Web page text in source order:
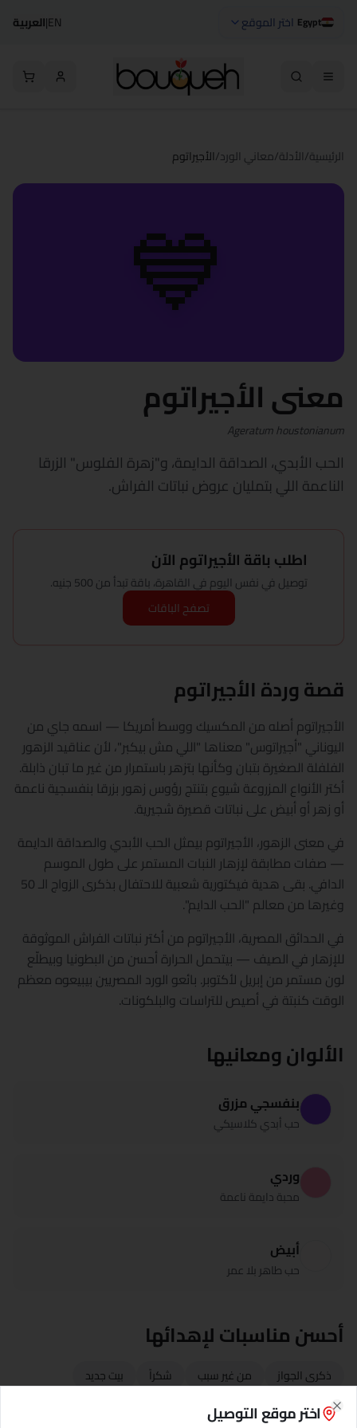
Egypt اختر الموقع EN
|العربية
الرئيسية/ الأدلة/معاني الورد/الأجيراتوم
💙
معنى الأجيراتوم
Ageratum houstonianum
الحب الأبدي، الصداقة الدايمة، و"زهرة الفلوس" الزرقا
الناعمة اللي بتمليان عروض نباتات الفراش.
اطلب باقة الأجيراتوم الآن
توصيل في نفس اليوم في القاهرة، باقة تبدأ من 500 جنيه.
تصفح الباقات
قصة وردة الأجيراتوم
الأجيراتوم أصله من المكسيك ووسط أمريكا — اسمه جاي من
اليوناني "أجيراتوس" معناها "اللي مش بيكبر"، لأن عناقيد الزهور
الفلفلة الصغيرة بتبان وكأنها بتزهر باستمرار من غير ما تبان ذابلة.
أكتر الأنواع المزروعة شيوع بتنتج رؤوس زهور بزرقا بنفسجية ناعمة
أو زهر أو أبيض على نباتات قصيرة شجيرية.
في معنى الزهور، الأجيراتوم بيمثل الحب الأبدي والصداقة الدايمة
— صفات مطابقة لإزهار النبات المستمر على طول الموسم
الدافي. بقى هدية فيكتورية شعبية للاحتفال بذكرى الزواج الـ 50
وغيرها من معالم "الحب الدايم".
في الحدائق المصرية، الأجيراتوم من أكتر نباتات الفراش الموثوقة
للإزهار في الصيف — بيتحمل الحرارة أحسن من البطونيا وبيطلّع
لون مستمر من إبريل لأكتوبر. بائعو الورد المصريين بيبيعوه معظم
الوقت كنبتة في أصيص للتراسات والبلكونات.
الألوان ومعانيها
بنفسجي مزرق
حب أبدي كلاسيكي
وردي
محبة دايمة ناعمة
أبيض
حب طاهر بلا عمر
أحسن مناسبات لإهدائها
ذكرى الجواز من غير سبب شكراً بيت جديد
اختر موقع التوصيلClose